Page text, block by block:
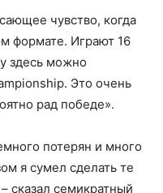
чувство, когда
формате. Играют 16
здесь можно
Это очень
рад победе».
потерян и много
я сумел сделать те
сказал семикратный